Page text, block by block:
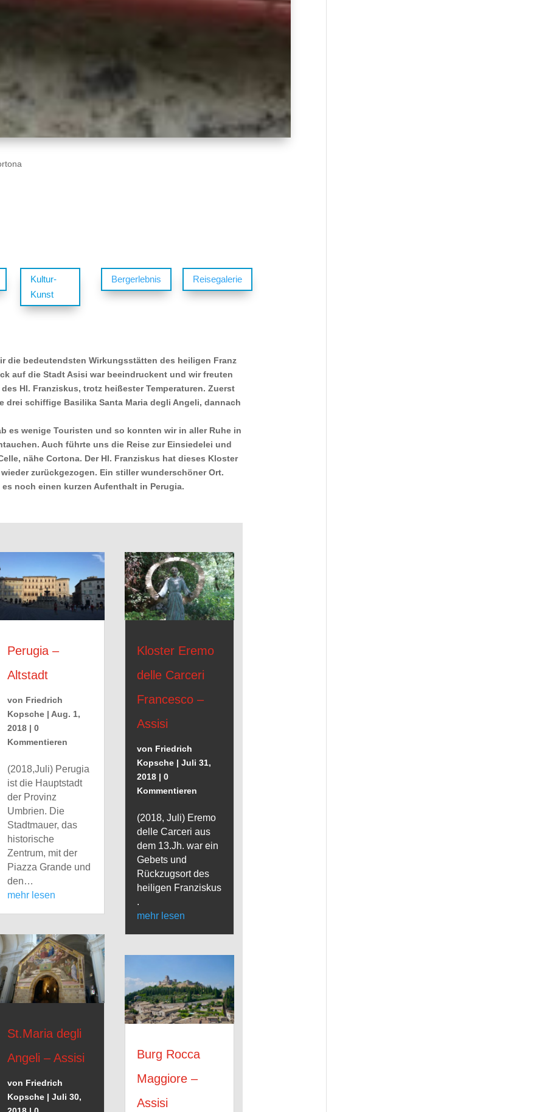
Kultur-
Kunst
Bergerlebnis Reisegalerie
die bedeutendsten Wirkungsstätten des heiligen Franz
auf die Stadt Asisi war beeindruckent und wir freuten
Hl. Franziskus, trotz heißester Temperaturen. Zuerst
drei schiffige Basilika Santa Maria degli Angeli, dannach
es wenige Touristen und so konnten wir in aller Ruhe in
Auch führte uns die Reise zur Einsiedelei und
nähe Cortona. Der Hl. Franziskus hat dieses Kloster
zurückgezogen. Ein stiller wunderschöner Ort.
noch einen kurzen Aufenthalt in Perugia.
Perugia –
Altstadt
von Friedrich
Kopsche | Aug. 1,
2018 | 0
Kommentieren
(2018,Juli) Perugia
ist die Hauptstadt
der Provinz
Umbrien. Die
Stadtmauer, das
historische
Zentrum, mit der
Piazza Grande und
den…
mehr lesen
St.Maria degli
Angeli – Assisi
von Friedrich
Kopsche |Juli 30,
Kloster Eremo
delle Carceri
Francesco –
Assisi
von Friedrich
Kopsche |Juli 31,
2018 | 0
Kommentieren
(2018, Juli) Eremo
delle Carceri aus
dem 13.Jh. war ein
Gebets und
Rückzugsort des
heiligen Franziskus
.
mehr lesen
Burg Rocca
Maggiore –
Assisi